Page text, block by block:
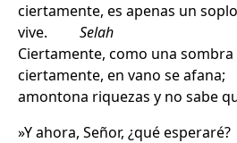
ciertamente, es apenas un
vive.
Selah
Ciertamente, como una
ciertamente, en vano se afana;
amontona riquezas y no sabe
»Y ahora, Señor, ¿qué esperaré?